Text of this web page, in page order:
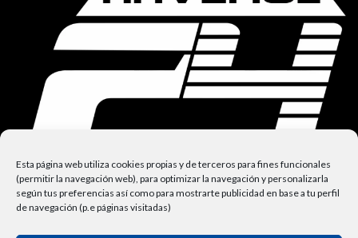
Esta página web utiliza cookies propias y de terceros para fines funcionales
(permitir la navegación web), para optimizar la navegación y personalizarla
según tus preferencias así como para mostrarte publicidad en base a tu perfil
de navegación (p.e páginas visitadas)